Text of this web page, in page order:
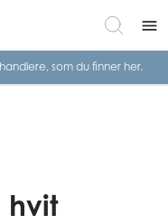
menu
som du finner her.
hvit